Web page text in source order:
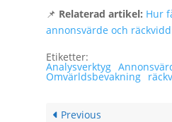
📌 Relaterad artikel: Hur
annonsvärde och
Etiketter:
Analysverktyg
Omvärldsbevakning
Previous